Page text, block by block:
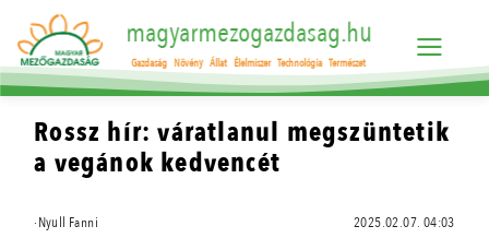
magyarmezogazdasag.hu
Gazdaság Növény Állat Élelmiszer Technológia Természet
Rossz hír: váratlanul megszüntetik
a vegánok kedvencét
·Nyull Fanni 2025.02.07. 04:03